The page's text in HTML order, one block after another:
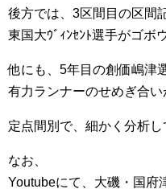
後方では、3区間目の区間
東国大ｳﾞｨﾝｾﾝﾄ選手がゴボ
他にも、5年目の創価嶋津
有力ランナーのせめぎ合い
定点間別で、細かく分析し
なお、
Youtubeにて、大磯・国府